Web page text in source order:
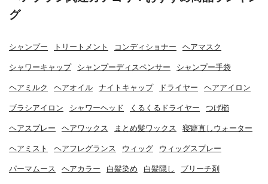
グ
シャンプー トリートメント コンディショナー ヘアマスク
シャワーキャップ シャンプーディスペンサー シャンプー手袋
ヘアミルク ヘアオイル ナイトキャップ ドライヤー ヘアアイロン
ブラシアイロン シャワーヘッド くるくるドライヤー つげ櫛
ヘアスプレー ヘアワックス まとめ髪ワックス 寝癖直しウォーター
ヘアミスト ヘアフレグランス ウィッグ ウィッグスプレー
パーマムース ヘアカラー 白髪染め 白髪隠し ブリーチ剤